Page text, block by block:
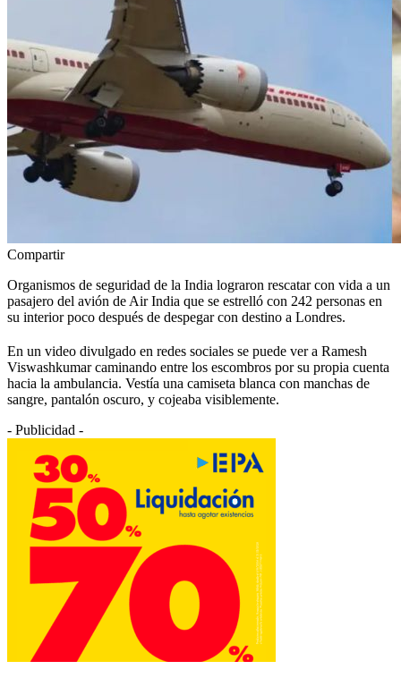
Compartir
Organismos de seguridad de la India lograron rescatar con vida a un
pasajero del avión de Air India que se estrelló con 242 personas en
su interior poco después de despegar con destino a Londres.
En un video divulgado en redes sociales se puede ver a Ramesh
Viswashkumar caminando entre los escombros por su propia cuenta
hacia la ambulancia. Vestía una camiseta blanca con manchas de
sangre, pantalón oscuro, y cojeaba visiblemente.
- Publicidad -